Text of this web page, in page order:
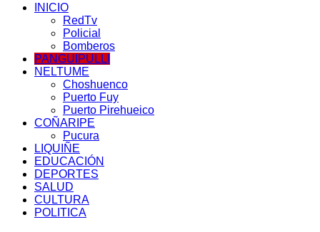
INICIO
RedTv
Policial
Bomberos
PANGUIPULLI
NELTUME
Choshuenco
Puerto Fuy
Puerto Pirehueico
COÑARIPE
Pucura
LIQUIÑE
EDUCACIÓN
DEPORTES
SALUD
CULTURA
POLITICA